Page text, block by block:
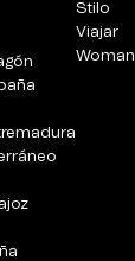
Stilo
Viajar
Woman